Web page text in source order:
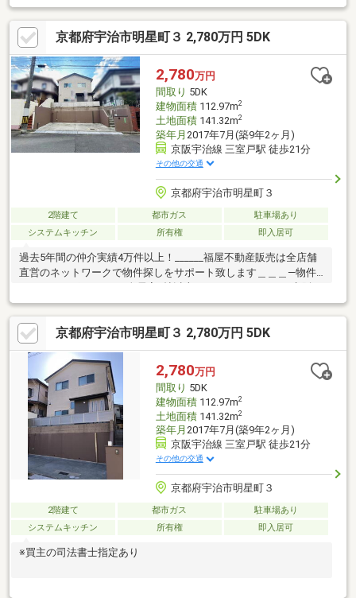
下さい！☆各種住宅ローンご相談下さい。専門のスタッフがお手
伝い致します♪☆インターネット掲載枠の上限につき掲載されて
いない物件も多数ございます！☆ご内覧は随時受付中です！お気
軽にお問合わせ下さい♪☆お急ぎのお客様は直通のフリーダイア
ルをご利用下さい TEL：0120-02-3911
京都府宇治市明星町３ 2,780万円 5DK
2,780万円
間取り 5DK
建物面積112.97m2
土地面積141.32m2
築年月 2017年7月(築9年2ヶ月)
京阪宇治線 三室戸駅 徒歩21分
その他の交通
京都府宇治市明星町３
2階建て 都市ガス
駐車場あり
システムキッチン
所有権 即入居可
過去5年間の仲介実績4万件以上！______福屋不動産販売は全店舗
直営のネットワークで物件探しをサポート致します＿＿＿―物件
のおすすめポイント―■全居室6帖以上のゆとりある5DK！■京阪バ
ス「明星町3丁目」停まで徒歩2分！■前面道路幅員約5.6ｍござい
ますので、お車を駐車の際も安心です♪■JR奈良線・京阪宇治線の
2沿線利用可能のため、通勤・通学に便利！・京阪宇治線「三室
戸」駅まで徒歩21分・JR奈良線「宇治」駅まで徒歩32分
京都府宇治市明星町３ 2,780万円 5DK
2,780万円
間取り 5DK
建物面積112.97m2
土地面積141.32m2
築年月 2017年7月(築9年2ヶ月)
京阪宇治線 三室戸駅 徒歩21分
その他の交通
京都府宇治市明星町３
2階建て 都市ガス
駐車場あり
システムキッチン
所有権 即入居可
※買主の司法書士指定あり